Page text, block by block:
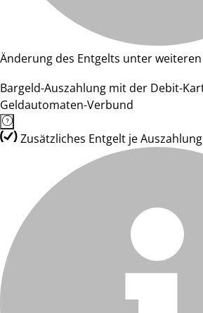
Änderung des Entgelts unter
Bargeld-Auszahlung mit der Debit-
Geldautomaten-Verbund
Zusätzliches Entgelt je